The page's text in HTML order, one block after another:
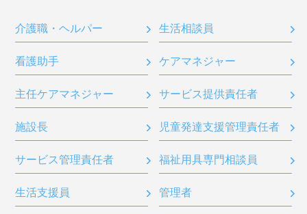
介護職・ヘルパー 生活相談員
看護助手 ケアマネジャー
主任ケアマネジャー サービス提供責任者
施設長 児童発達支援管理責任者
サービス管理責任者 福祉用具専門相談員
生活支援員 管理者